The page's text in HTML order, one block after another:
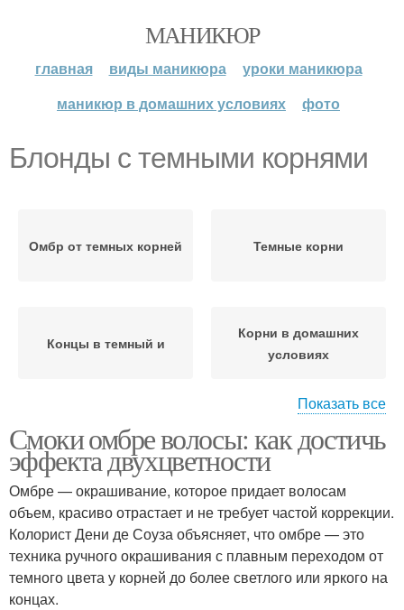
МАНИКЮР
главная виды маникюра
уроки маникюра
маникюр в домашних условиях
фото
Блонды с темными корнями
Омбр от темных корней Темные корни
Концы в темный и
Корни в домашних
условиях
Волос в блонд
Показать все
Смоки омбре волосы: как достичь
эффекта двухцветности
Омбре — окрашивание, которое придает волосам
объем, красиво отрастает и не требует частой коррекции.
Колорист Дени де Соуза объясняет, что омбре — это
техника ручного окрашивания с плавным переходом от
темного цвета у корней до более светлого или яркого на
концах.